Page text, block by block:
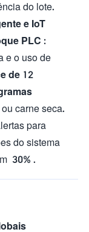
do lote.
e IoT
PLC :
e o uso de
de 12
carne seca.
para
do sistema
30% .